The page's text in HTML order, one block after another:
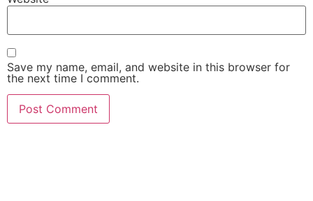
Save my name, email, and website in this browser for
the next time I comment.